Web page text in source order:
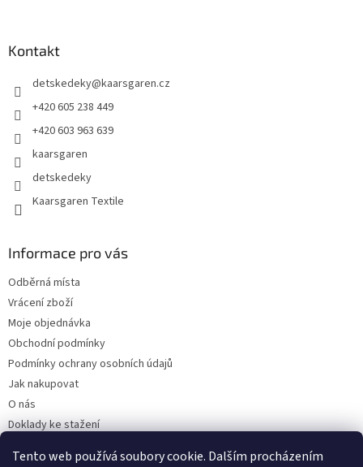
Tento web používá soubory cookie. Dalším procházením
Kontakt
detskedeky@kaarsgaren.cz
+420 605 238 449
+420 603 963 639
kaarsgaren
detskedeky
Kaarsgaren Textile
Informace pro vás
Odběrná místa
Vrácení zboží
Moje objednávka
Obchodní podmínky
Podmínky ochrany osobních údajů
Jak nakupovat
O nás
Doklady ke stažení